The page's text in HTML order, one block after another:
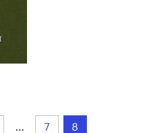
... 7 8